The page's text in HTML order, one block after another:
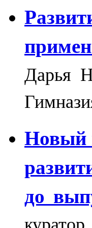
Дарья
Новый
до